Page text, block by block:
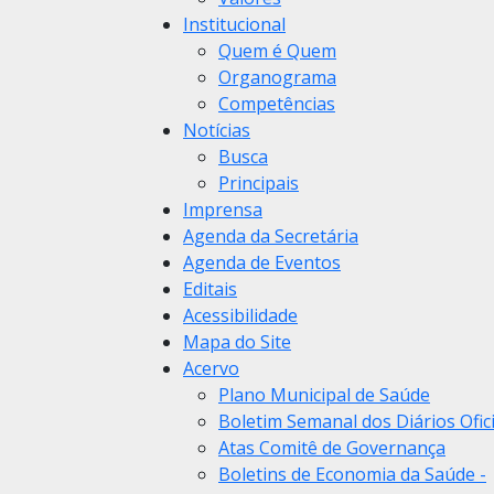
Institucional
Quem é Quem
Organograma
Competências
Notícias
Busca
Principais
Imprensa
Agenda da Secretária
Agenda de Eventos
Editais
Acessibilidade
Mapa do Site
Acervo
Plano Municipal de Saúde
Boletim Semanal dos Diários
Atas Comitê de Governança
Boletins de Economia da Saúde -